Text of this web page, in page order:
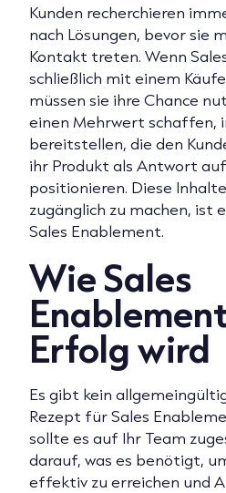
Kunden recherchieren
nach Lösungen, bevor sie
Kontakt treten. Wenn
schließlich mit einem
müssen sie ihre Chance
einen Mehrwert schaffen,
bereitstellen, die den
ihr Produkt als Antwort
positionieren. Diese
zugänglich zu machen, ist
Sales Enablement.
Wie Sales
Erfolg wird
Es gibt kein
Rezept für Sales
sollte es auf Ihr Team
darauf, was es benötigt,
effektiv zu erreichen und